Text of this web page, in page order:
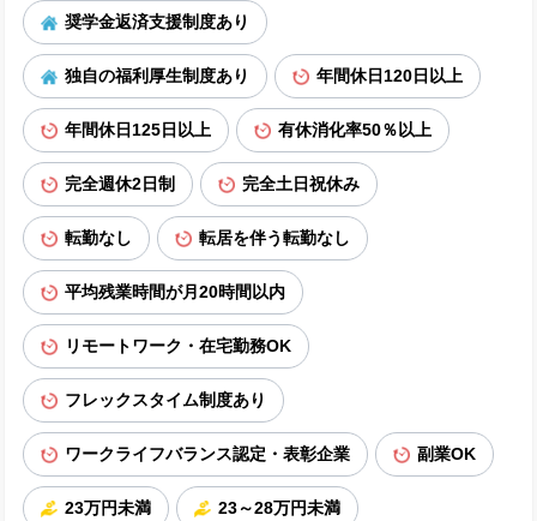
奨学金返済支援制度あり
独自の福利厚生制度あり 年間休日120日以上
年間休日125日以上 有休消化率50％以上
完全週休2日制 完全土日祝休み
転勤なし 転居を伴う転勤なし
平均残業時間が月20時間以内
リモートワーク・在宅勤務OK
フレックスタイム制度あり
ワークライフバランス認定・表彰企業 副業OK
23万円未満 23～28万円未満